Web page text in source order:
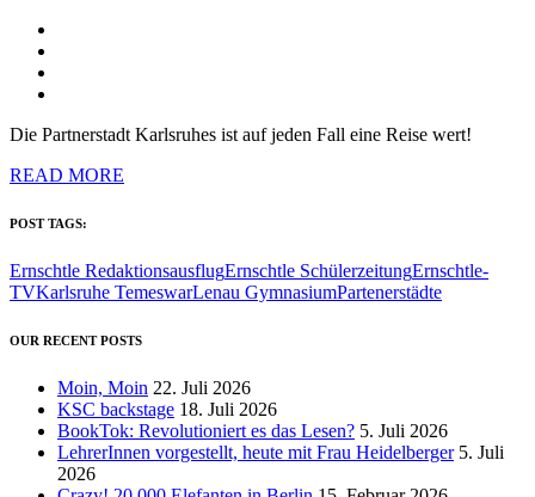
Die Partnerstadt Karlsruhes ist auf jeden Fall eine Reise wert!
READ MORE
POST TAGS:
Ernschtle RedaktionsausflugErnschtle SchülerzeitungErnschtle-
TVKarlsruhe TemeswarLenau GymnasiumPartenerstädte
OUR RECENT POSTS
Moin, Moin 22. Juli 2026
KSC backstage 18. Juli 2026
BookTok: Revolutioniert es das Lesen? 5. Juli 2026
LehrerInnen vorgestellt, heute mit Frau Heidelberger 5. Juli
2026